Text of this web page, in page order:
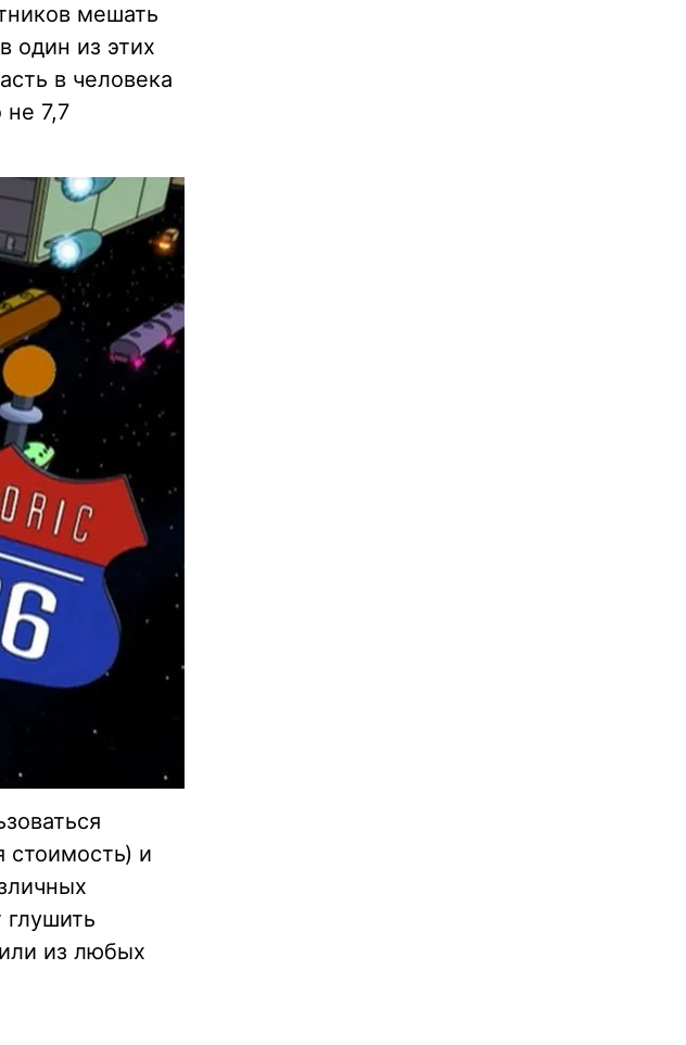
мешать
один из этих
в человека
7,7
стоимость) и
из любых